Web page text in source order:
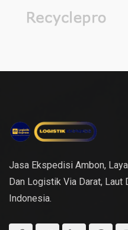
Jasa Ekspedisi Ambon,
Dan Logistik Via Darat, Laut
Indonesia.